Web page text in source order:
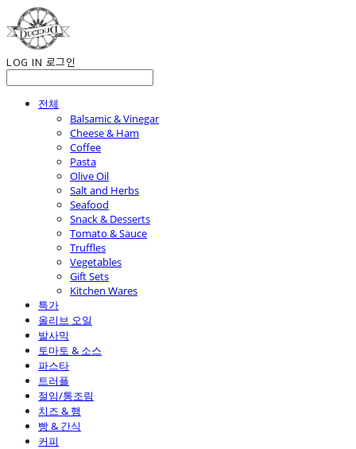
LOG IN 로그인
전체
Balsamic & Vinegar
Cheese & Ham
Coffee
Pasta
Olive Oil
Salt and Herbs
Seafood
Snack & Desserts
Tomato & Sauce
Truffles
Vegetables
Gift Sets
Kitchen Wares
특가
올리브 오일
발사믹
토마토 & 소스
파스타
트러플
절임/통조림
치즈 & 햄
빵 & 간식
커피